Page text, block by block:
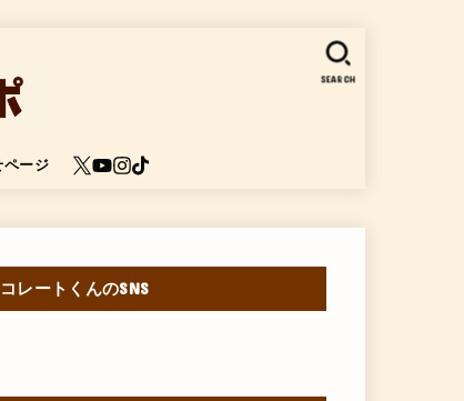
ページ
SEARCH
レートくんのSNS